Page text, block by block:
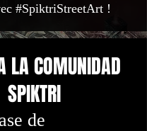
#SpiktriStreetArt !
LA COMUNIDAD
SPIKTRI
de